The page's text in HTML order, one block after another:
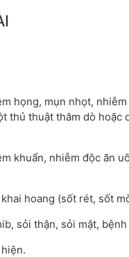
họng, mụn nhọt,
thủ thuật thăm dò
khuẩn, nhiễm độc ăn
hoang (sốt rét, sốt
sỏi thận, sỏi mật,